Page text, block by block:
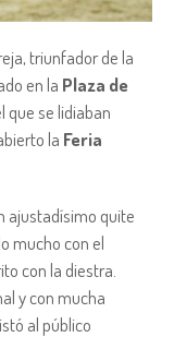
triunfador de la
en la Plaza de
que se lidiaban
la Feria
ajustadísimo quite
mucho con el
con la diestra.
y con mucha
al público